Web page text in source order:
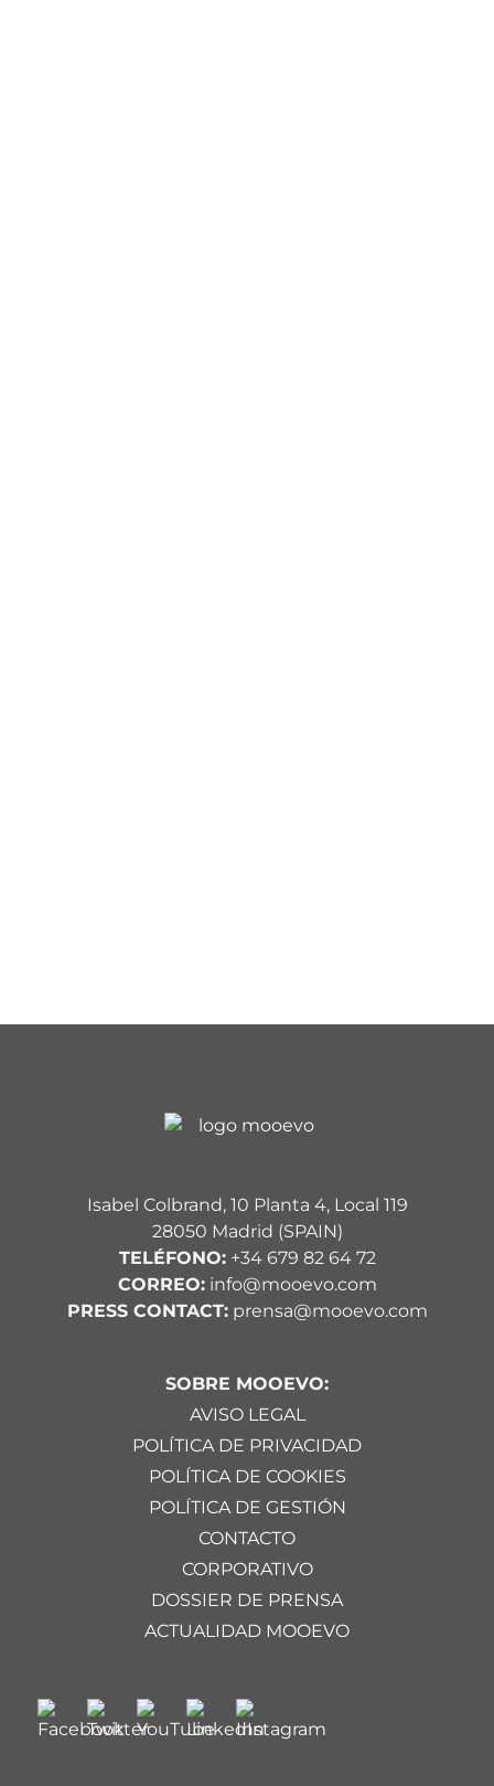
Isabel Colbrand, 10 Planta 4, Local 119
28050 Madrid (SPAIN)
TELÉFONO:+34 679 82 64 72
CORREO:info@mooevo.com
PRESS CONTACT:prensa@mooevo.com
SOBRE MOOEVO:
AVISO LEGAL
POLÍTICA DE PRIVACIDAD
POLÍTICA DE COOKIES
POLÍTICA DE GESTIÓN
CONTACTO
CORPORATIVO
DOSSIER DE PRENSA
ACTUALIDAD MOOEVO